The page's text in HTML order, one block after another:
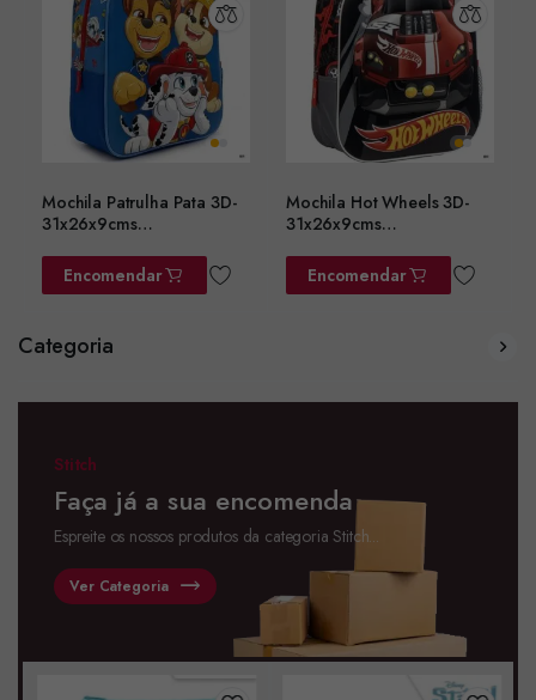
Mochila Patrulha Pata 3D-
31x26x9cms
Encomendar
Mochila Hot Wheels 3D-
31x26x9cms
Encomendar
Categoria
Stitch
Faça já a sua encomenda
Espreite os nossos produtos da categoria Stitch...
Ver Categoria